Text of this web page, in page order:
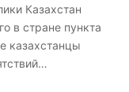
Казахстан
в стране пункта
казахстанцы